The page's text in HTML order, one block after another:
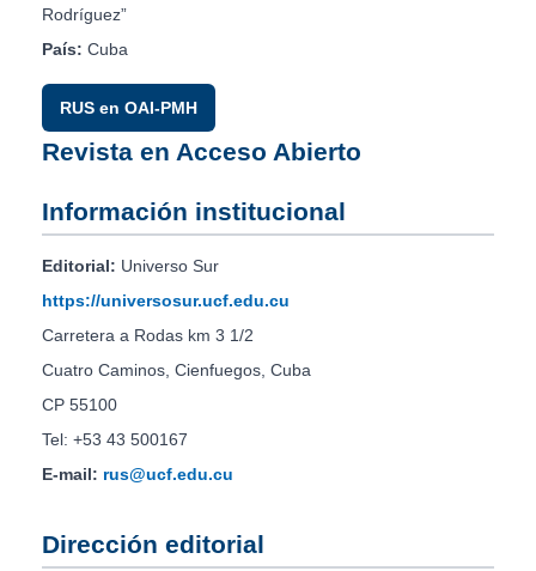
Rodríguez”
País: Cuba
RUS en OAI-PMH
Revista en Acceso Abierto
Información institucional
Editorial: Universo Sur
https://universosur.ucf.edu.cu
Carretera a Rodas km 3 1/2
Cuatro Caminos, Cienfuegos, Cuba
CP 55100
Tel: +53 43 500167
E-mail: rus@ucf.edu.cu
Dirección editorial